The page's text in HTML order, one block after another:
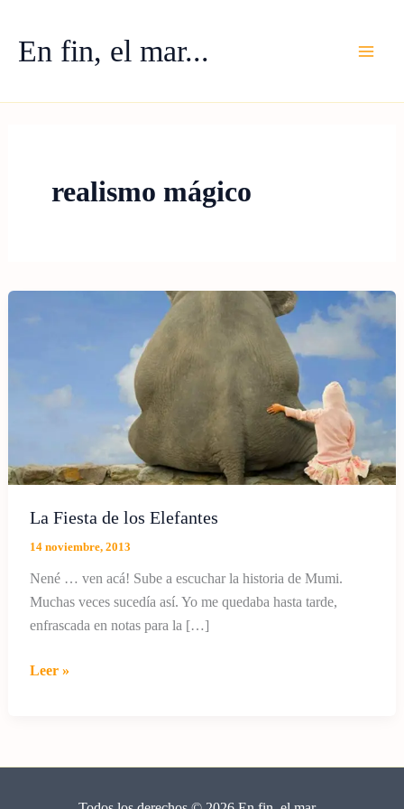
contenido
En fin, el mar...
realismo mágico
La Fiesta de los Elefantes
14 noviembre, 2013
Nené … ven acá! Sube a escuchar la historia de Mumi.
Muchas veces sucedía así. Yo me quedaba hasta tarde,
enfrascada en notas para la […]
La
Elefantes
Leer »